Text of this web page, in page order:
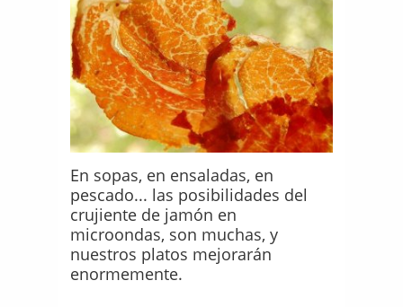
En sopas, en ensaladas, en
pescado... las posibilidades del
crujiente de jamón en
microondas, son muchas, y
nuestros platos mejorarán
enormemente.